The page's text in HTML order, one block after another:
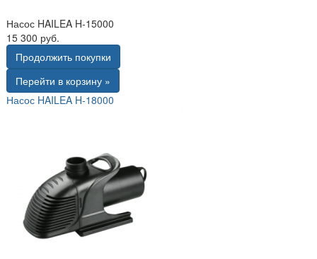
Насос HAILEA H-15000
15 300 руб.
Продолжить покупки
Перейти в корзину »
Насос HAILEA H-18000